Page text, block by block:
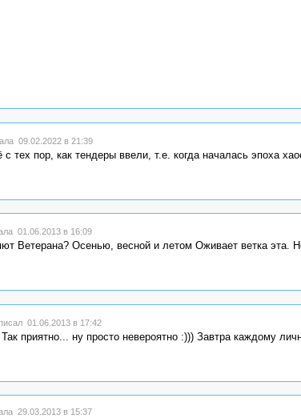
09.02.2022 в 21:39
тех пор, как тендеры ввели, т.е. когда началась эпоха
01.06.2013 в 16:09
Ветерана? Осенью, весной и летом Оживает ветка эта.
01.06.2013 в 17:42
приятно... ну просто невероятно :))) Завтра каждому
29.03.2013 в 15:37